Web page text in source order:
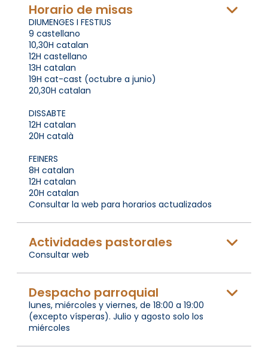
Horario de misas
DIUMENGES I FESTIUS
9 castellano
10,30H catalan
12H castellano
13H catalan
19H cat-cast (octubre a junio)
20,30H catalan
DISSABTE
12H catalan
20H català
FEINERS
8H catalan
12H catalan
20H catalan
Consultar la web para horarios actualizados
Actividades pastorales
Consultar web
Despacho parroquial
lunes, miércoles y viernes, de 18:00 a 19:00
(excepto vísperas). Julio y agosto solo los
miércoles